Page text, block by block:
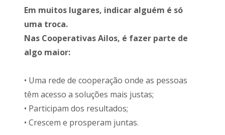
Em muitos lugares, indicar alguém é só
uma troca.
Nas Cooperativas Ailos, é fazer parte de
algo maior:
• Uma rede de cooperação onde as pessoas
têm acesso a soluções mais justas;
• Participam dos resultados;
• Crescem e prosperam juntas.